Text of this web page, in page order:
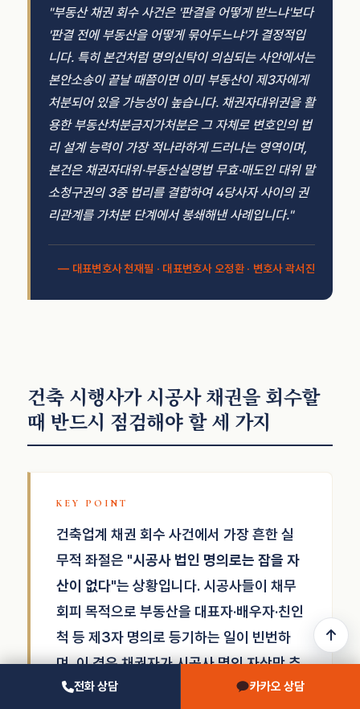
"부동산 채권 회수 사건은 '판결을 어떻게 받느냐'보다
'판결 전에 부동산을 어떻게 묶어두느냐'가 결정적입
니다. 특히 본건처럼 명의신탁이 의심되는 사안에서는
본안소송이 끝날 때쯤이면 이미 부동산이 제3자에게
처분되어 있을 가능성이 높습니다. 채권자대위권을 활
용한 부동산처분금지가처분은 그 자체로 변호인의 법
리 설계 능력이 가장 적나라하게 드러나는 영역이며,
본건은 채권자대위·부동산실명법 무효·매도인 대위 말
소청구권의 3중 법리를 결합하여 4당사자 사이의 권
리관계를 가처분 단계에서 봉쇄해낸 사례입니다."
— 대표변호사 천재필 · 대표변호사 오정환 · 변호사 곽서진
건축 시행사가 시공사 채권을 회수할
때 반드시 점검해야 할 세 가지
건축업계 채권 회수 사건에서 가장 흔한 실
무적 좌절은 "시공사 법인 명의로는 잡을 자
산이 없다"는 상황입니다. 시공사들이 채무
회피 목적으로 부동산을 대표자·배우자·친인
척 등 제3자 명의로 등기하는 일이 빈번하
며, 이 경우 채권자가 시공사 명의 자산만 추
적해서는 회수가 사실상 불가능합니다. 그러
전화 상담 카카오 상담